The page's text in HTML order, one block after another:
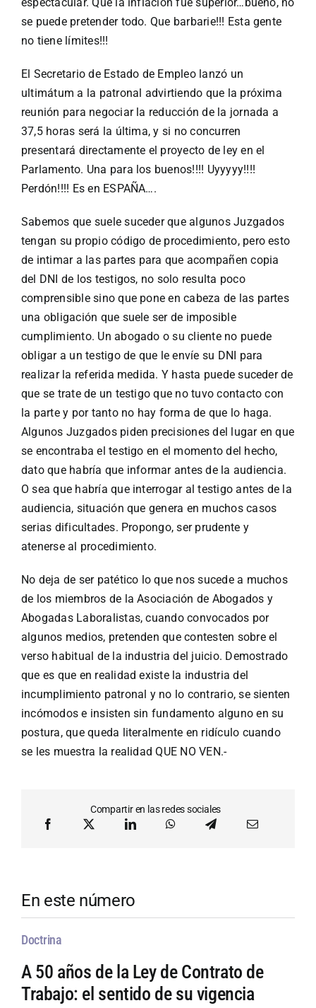
espectacular. Que la inflación fue superior…bueno, no
se puede pretender todo. Que barbarie!!! Esta gente
no tiene límites!!!
El Secretario de Estado de Empleo lanzó un
ultimátum a la patronal advirtiendo que la próxima
reunión para negociar la reducción de la jornada a
37,5 horas será la última, y si no concurren
presentará directamente el proyecto de ley en el
Parlamento. Una para los buenos!!!! Uyyyyy!!!!
Perdón!!!! Es en ESPAÑA….
Sabemos que suele suceder que algunos Juzgados
tengan su propio código de procedimiento, pero esto
de intimar a las partes para que acompañen copia
del DNI de los testigos, no solo resulta poco
comprensible sino que pone en cabeza de las partes
una obligación que suele ser de imposible
cumplimiento. Un abogado o su cliente no puede
obligar a un testigo de que le envíe su DNI para
realizar la referida medida. Y hasta puede suceder de
que se trate de un testigo que no tuvo contacto con
la parte y por tanto no hay forma de que lo haga.
Algunos Juzgados piden precisiones del lugar en que
se encontraba el testigo en el momento del hecho,
dato que habría que informar antes de la audiencia.
O sea que habría que interrogar al testigo antes de la
audiencia, situación que genera en muchos casos
serias dificultades. Propongo, ser prudente y
atenerse al procedimiento.
No deja de ser patético lo que nos sucede a muchos
de los miembros de la Asociación de Abogados y
Abogadas Laboralistas, cuando convocados por
algunos medios, pretenden que contesten sobre el
verso habitual de la industria del juicio. Demostrado
que es que en realidad existe la industria del
incumplimiento patronal y no lo contrario, se sienten
incómodos e insisten sin fundamento alguno en su
postura, que queda literalmente en ridículo cuando
se les muestra la realidad QUE NO VEN.-
Compartir en las redes sociales
En este número
Doctrina
A 50 años de la Ley de Contrato de
Trabajo: el sentido de su vigencia